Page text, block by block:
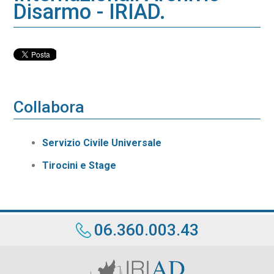
Disarmo - IRIAD.
Collabora
Servizio Civile Universale
Tirocini e Stage
06.360.003.43